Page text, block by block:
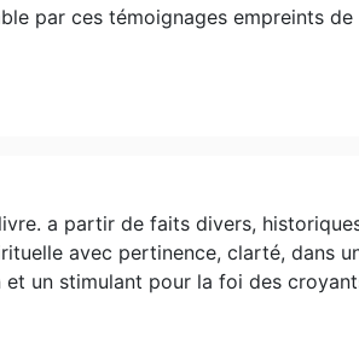
par ces témoignages empreints
a partir de faits divers,
avec pertinence, clarté, dans
un stimulant pour la foi des